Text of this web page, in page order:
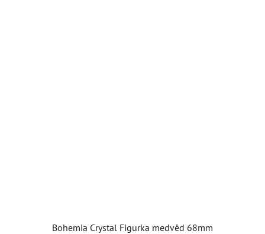
Bohemia Crystal Figurka medvěd 68mm